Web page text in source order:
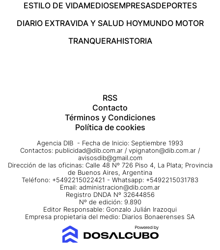
ESTILO DE VIDAMEDIOSEMPRESASDEPORTES
DIARIO EXTRAVIDA Y SALUD HOYMUNDO MOTOR
TRANQUERAHISTORIA
RSS
Contacto
Términos y Condiciones
Política de cookies
Agencia DIB - Fecha de Inicio: Septiembre 1993
Contactos: publicidad@dib.com.ar / vpignaton@dib.com.ar /
avisosdib@gmail.com
Dirección de las oficinas: Calle 48 Nº 726 Piso 4, La Plata; Provincia
de Buenos Aires, Argentina
Teléfono: +5492215022421 - Whatsapp: +5492215031783
Email: administracion@dib.com.ar
Registro DNDA Nº 32644856
Nº de edición: 9.890
Editor Responsable: Gonzalo Julián Irazoqui
Empresa propietaria del medio: Diarios Bonaerenses SA